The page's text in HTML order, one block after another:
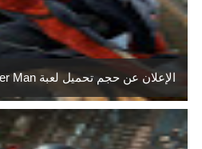
الإعلان عن حجم تحميل لعبة Spider Man